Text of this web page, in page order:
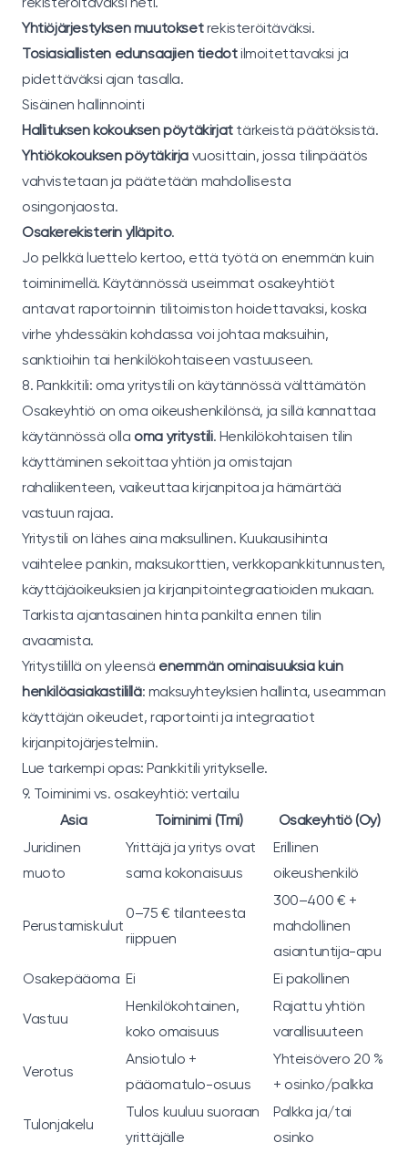
Yhtiöjärjestyksen muutoksetrekisteröitäväksi.
Tosiasiallisten edunsaajien tiedotilmoitettavaksi ja
pidettäväksi ajan tasalla.
Sisäinen hallinnointi
Hallituksen kokouksen pöytäkirjattärkeistä päätöksistä.
Yhtiökokouksen pöytäkirja vuosittain, jossa tilinpäätös
vahvistetaan ja päätetään mahdollisesta
osingonjaosta.
Osakerekisterin ylläpito.
Jo pelkkä luettelo kertoo, että työtä on enemmän kuin
toiminimellä. Käytännössä useimmat osakeyhtiöt
antavat raportoinnin tilitoimiston hoidettavaksi, koska
virhe yhdessäkin kohdassa voi johtaa maksuihin,
sanktioihin tai henkilökohtaiseen vastuuseen.
8. Pankkitili: oma yritystili on käytännössä välttämätön
Osakeyhtiö on oma oikeushenkilönsä, ja sillä kannattaa
käytännössä olla oma yritystili. Henkilökohtaisen tilin
käyttäminen sekoittaa yhtiön ja omistajan
rahaliikenteen, vaikeuttaa kirjanpitoa ja hämärtää
vastuun rajaa.
Yritystili on lähes aina maksullinen. Kuukausihinta
vaihtelee pankin, maksukorttien, verkkopankkitunnusten,
käyttäjäoikeuksien ja kirjanpitointegraatioiden mukaan.
Tarkista ajantasainen hinta pankilta ennen tilin
avaamista.
Yritystilillä on yleensä enemmän ominaisuuksia kuin
henkilöasiakastilillä: maksuyhteyksien hallinta, useamman
käyttäjän oikeudet, raportointi ja integraatiot
kirjanpitojärjestelmiin.
Lue tarkempi opas:Pankkitili yritykselle.
9. Toiminimi vs. osakeyhtiö: vertailu
Asia
Toiminimi (Tmi)
Osakeyhtiö (Oy)
Juridinen
muoto
Yrittäjä ja yritys ovat
sama kokonaisuus
Erillinen
oikeushenkilö
Perustamiskulut
0–75 € tilanteesta
riippuen
300–400 € +
mahdollinen
asiantuntija-apu
Osakepääoma Ei Ei pakollinen
Vastuu
Henkilökohtainen,
koko omaisuus
Rajattu yhtiön
varallisuuteen
Verotus
Ansiotulo +
pääomatulo-osuus
Yhteisövero 20 %
+ osinko/palkka
Tulonjakelu
Tulos kuuluu suoraan
yrittäjälle
Palkka ja/tai
osinko